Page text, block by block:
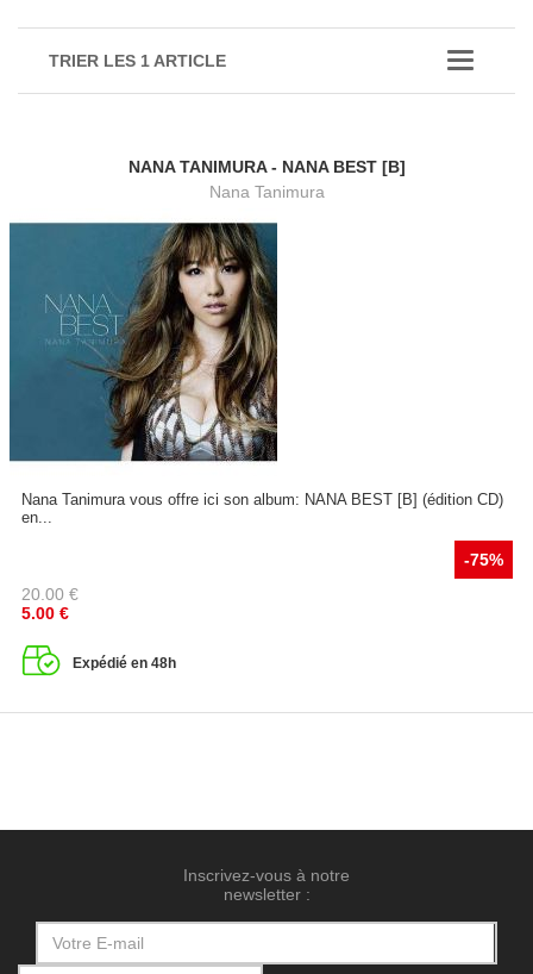
TRIER LES 1 ARTICLE
NANA TANIMURA - NANA BEST [B]
Nana Tanimura
Nana Tanimura vous offre ici son album: NANA BEST [B] (édition CD)
en...
-75%
20.00 €
5.00 €
Expédié en 48h
Inscrivez-vous à notre
newsletter :